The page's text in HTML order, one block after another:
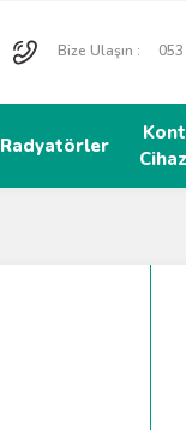
Bize Ulaşın :
Radyatörler